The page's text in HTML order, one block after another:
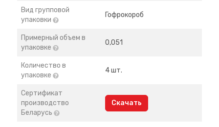
Вид групповой
упаковки
Гофрокороб
Примерный объем в
упаковке
0,051
Количество в
упаковке
4 шт.
Сертификат
производство
Беларусь
Скачать